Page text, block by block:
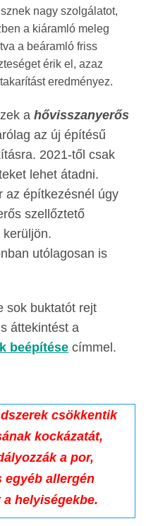
nagy szolgálatot,
a kiáramló meleg
a beáramló friss
érik el, azaz
eredményez.
a hővisszanyerős
az új építésű
2021-től csak
lehet átadni.
az építkezésnél úgy
szellőztető
utólagosan is
sok buktatót rejt
áttekintést a
beépítése címmel.
csökkentik
kockázatát,
a por,
egyéb allergén
helyiségekbe.